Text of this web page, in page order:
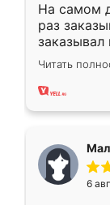
На самом
раз
заказывал
ребёнка
заказал
хорошее
меньше,
Мне
мебели
Читать
6